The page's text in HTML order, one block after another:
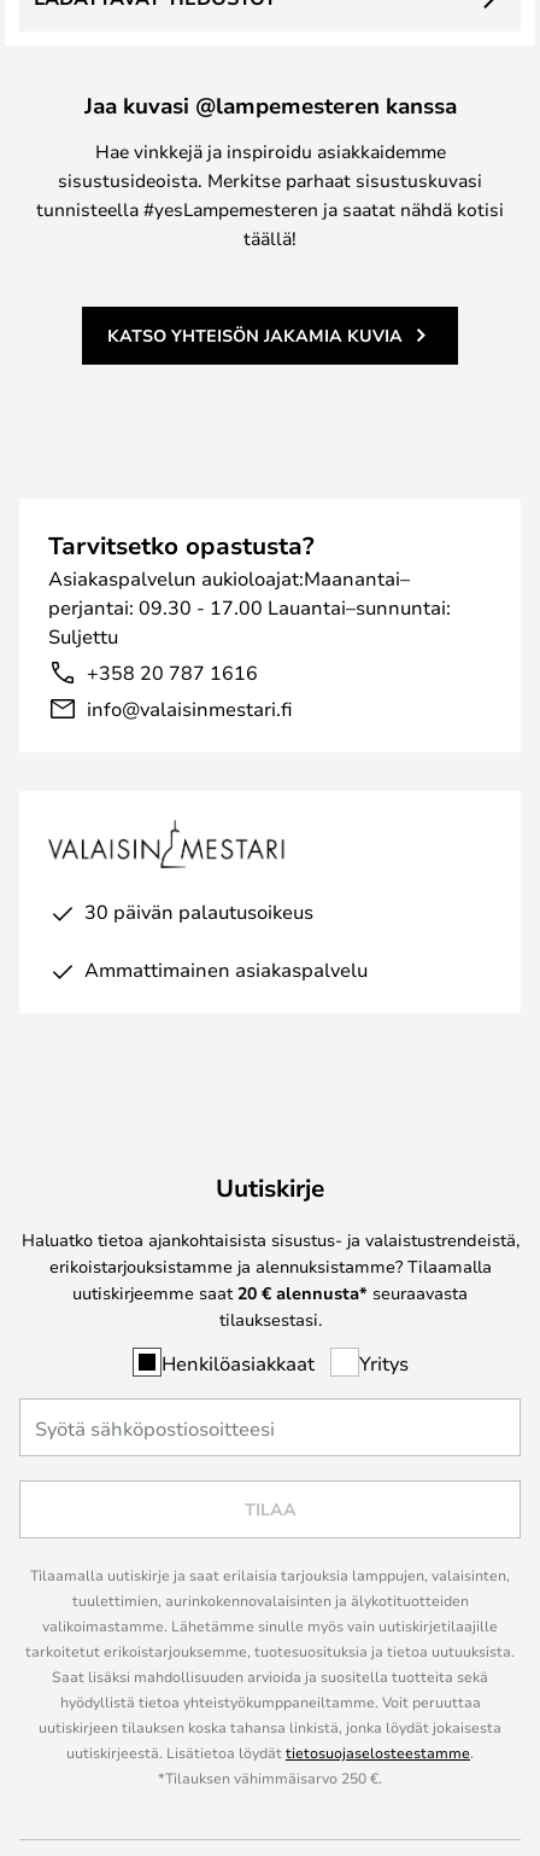
Jaa kuvasi @lampemesteren kanssa
Hae vinkkejä ja inspiroidu asiakkaidemme
sisustusideoista. Merkitse parhaat sisustuskuvasi
tunnisteella #yesLampemesteren ja saatat nähdä kotisi
täällä!
KATSO YHTEISÖN JAKAMIA KUVIA
Tarvitsetko opastusta?
Asiakaspalvelun aukioloajat:Maanantai–
perjantai: 09.30 - 17.00 Lauantai–sunnuntai:
Suljettu
+358 20 787 1616
info@valaisinmestari.fi
30 päivän palautusoikeus
Ammattimainen asiakaspalvelu
Uutiskirje
Haluatko tietoa ajankohtaisista sisustus- ja valaistustrendeistä,
erikoistarjouksistamme ja alennuksistamme? Tilaamalla
uutiskirjeemme saat 20 € alennusta* seuraavasta
tilauksestasi.
Henkilöasiakkaat Yritys
TILAA
Tilaamalla uutiskirje ja saat erilaisia tarjouksia lamppujen, valaisinten,
tuulettimien, aurinkokennovalaisinten ja älykotituotteiden
valikoimastamme. Lähetämme sinulle myös vain uutiskirjetilaajille
tarkoitetut erikoistarjouksemme, tuotesuosituksia ja tietoa uutuuksista.
Saat lisäksi mahdollisuuden arvioida ja suositella tuotteita sekä
hyödyllistä tietoa yhteistyökumppaneiltamme. Voit peruuttaa
uutiskirjeen tilauksen koska tahansa linkistä, jonka löydät jokaisesta
uutiskirjeestä. Lisätietoa löydättietosuojaselosteestamme.
*Tilauksen vähimmäisarvo 250 €.